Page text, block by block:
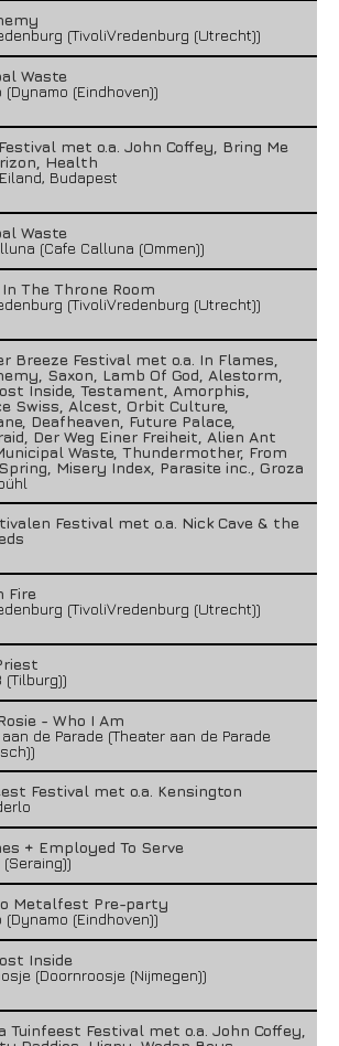
(TivoliVredenburg (Utrecht))
Waste
(Dynamo (Eindhoven))
met o.a. John Coffey, Bring Me
Health
Budapest
Waste
(Cafe Calluna (Ommen))
The Throne Room
(TivoliVredenburg (Utrecht))
Breeze Festival met o.a. In Flames,
Saxon, Lamb Of God, Alestorm,
Inside, Testament, Amorphis,
Swiss, Alcest, Orbit Culture,
Deafheaven, Future Palace,
Der Weg Einer Freiheit, Alien Ant
Waste, Thundermother, From
Misery Index, Parasite inc., Groza
Festival met o.a. Nick Cave & the
Fire
(TivoliVredenburg (Utrecht))
(Tilburg))
- Who I Am
de Parade (Theater aan de Parade
Festival met o.a. Kensington
+ Employed To Serve
(Seraing))
Metalfest Pre-party
(Dynamo (Eindhoven))
Inside
(Doornroosje (Nijmegen))
Tuinfeest Festival met o.a. John Coffey,